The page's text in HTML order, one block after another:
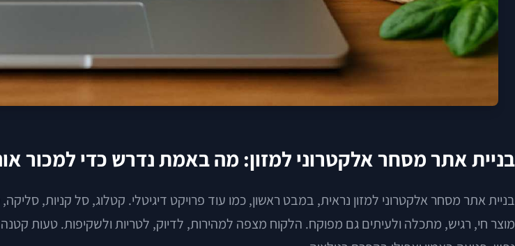
בניית אתר מסחר אלקטרוני למזון: מה באמת נדרש כדי למכור
בניית אתר מסחר אלקטרוני למזון נראית, במבט ראשון, כמו עוד פרויקט דיגיטלי. קטלוג, סל קניות,
מוצר חי, רגיש, מתכלה ולעיתים גם מפוקח. הלקוח מצפה למהירות, לדיוק, לטריות ולשקיפות. טעות